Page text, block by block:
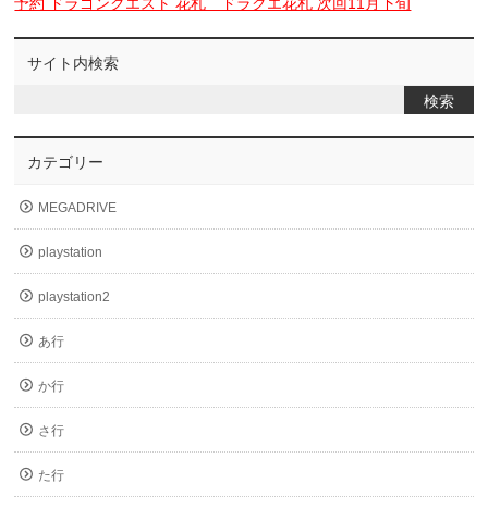
サイト内検索
カテゴリー
MEGADRIVE
playstation
playstation2
あ行
か行
さ行
た行